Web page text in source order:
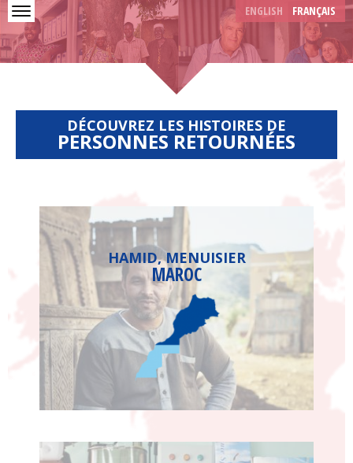
Skip to main content LANGUAGES
ENGLISH FRANÇAIS
DÉCOUVREZ LES HISTOIRES DE
PERSONNES RETOURNÉES
HAMID, MENUISIER
MAROC